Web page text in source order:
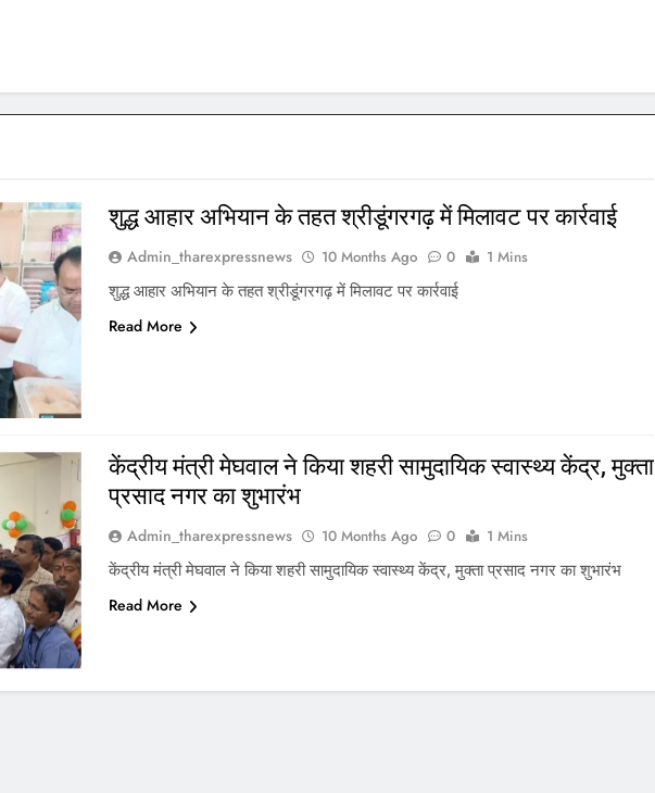
शुद्ध आहार अभियान के तहत श्रीडूंगरगढ़ में मिलावट पर कार्रवाई
Admin_tharexpressnews 10 Months Ago 0
1 Mins
शुद्ध आहार अभियान के तहत श्रीडूंगरगढ़ में मिलावट पर कार्रवाई
Read More
केंद्रीय मंत्री मेघवाल ने किया शहरी सामुदायिक स्वास्थ्य केंद्र, मुक्ता
प्रसाद नगर का शुभारंभ
Admin_tharexpressnews 10 Months Ago 0
1 Mins
केंद्रीय मंत्री मेघवाल ने किया शहरी सामुदायिक स्वास्थ्य केंद्र, मुक्ता प्रसाद नगर का शुभारंभ
Read More